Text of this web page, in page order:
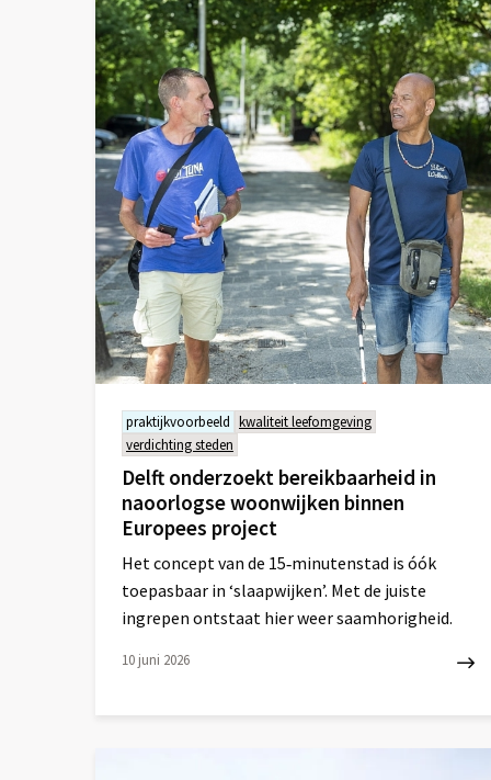
praktijkvoorbeeld kwaliteit leefomgeving
verdichting steden
Delft onderzoekt bereikbaarheid in
naoorlogse woonwijken binnen
Europees project
Het concept van de 15‑minutenstad is óók
toepasbaar in ‘slaapwijken’. Met de juiste
ingrepen ontstaat hier weer saamhorigheid.
10 juni 2026